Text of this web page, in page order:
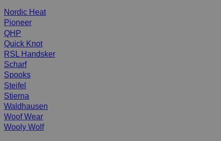
Nordic Heat
Pioneer
QHP
Quick Knot
RSL Handsker
Scharf
Spooks
Steifel
Stierna
Waldhausen
Woof Wear
Wooly Wolf